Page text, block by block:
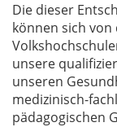
Die dieser
können sich
unsere
unseren
medizinisch-
pädagogischen